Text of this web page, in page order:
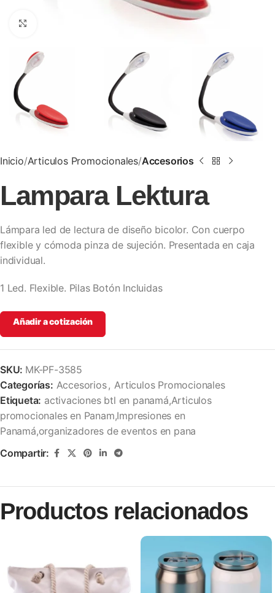
Inicio Articulos Promocionales Accesorios
Lampara Lektura
Lámpara led de lectura de diseño bicolor. Con cuerpo
flexible y cómoda pinza de sujeción. Presentada en caja
individual.
1 Led. Flexible. Pilas Botón Incluidas
Añadir a cotización
SKU: MK-PF-3585
Categorías: Accesorios, Articulos Promocionales
Etiqueta: activaciones btl en panamá,Articulos
promocionales en Panam,Impresiones en
Panamá,organizadores de eventos en pana
Compartir:
Productos relacionados